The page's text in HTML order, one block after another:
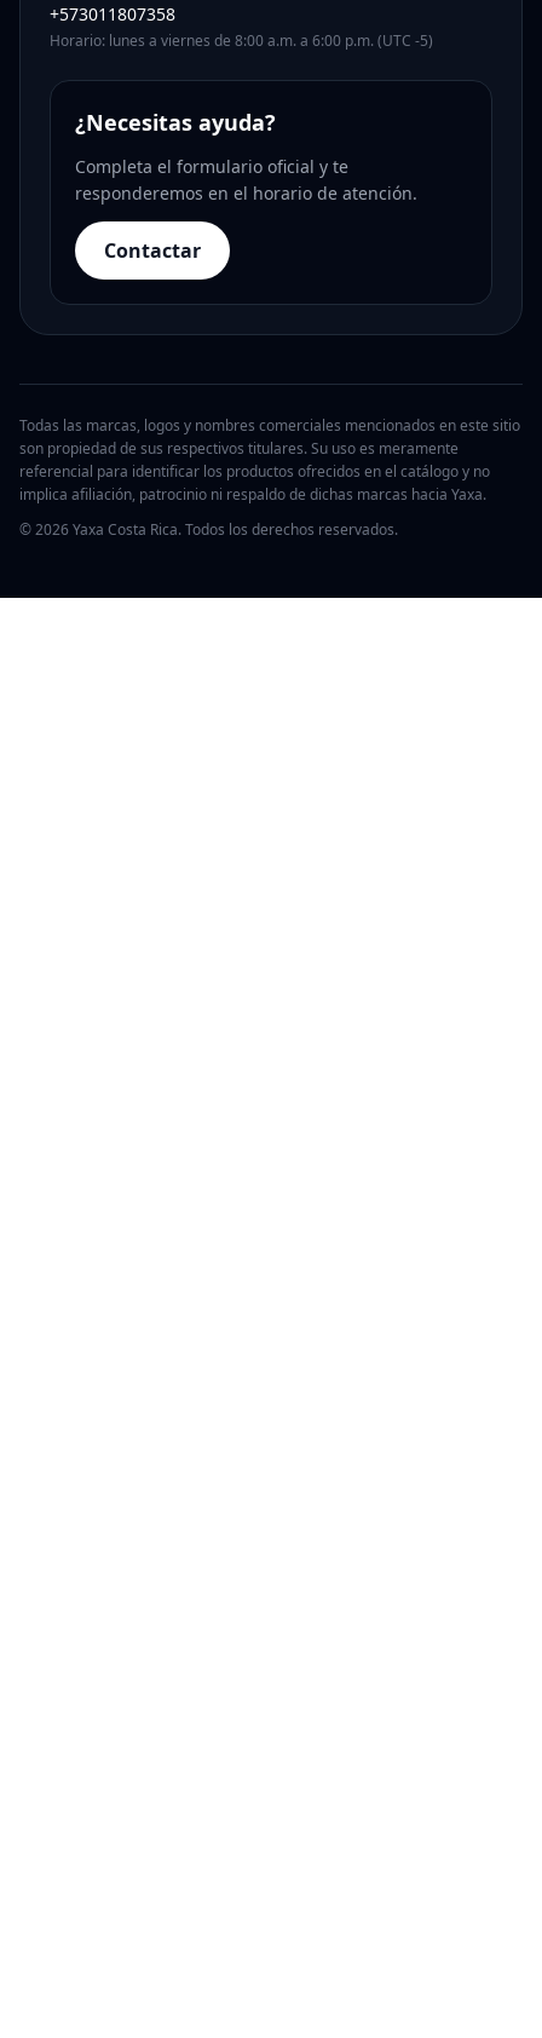
+573011807358
Horario: lunes a viernes de 8:00 a.m. a 6:00 p.m. (UTC -5)
¿Necesitas ayuda?
Completa el formulario oficial y te
responderemos en el horario de atención.
Contactar
Todas las marcas, logos y nombres comerciales mencionados en este sitio
son propiedad de sus respectivos titulares. Su uso es meramente
referencial para identificar los productos ofrecidos en el catálogo y no
implica afiliación, patrocinio ni respaldo de dichas marcas hacia Yaxa.
© 2026 Yaxa Costa Rica. Todos los derechos reservados.